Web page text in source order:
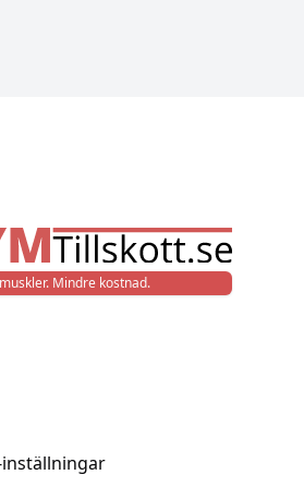
Mindre kostnad.